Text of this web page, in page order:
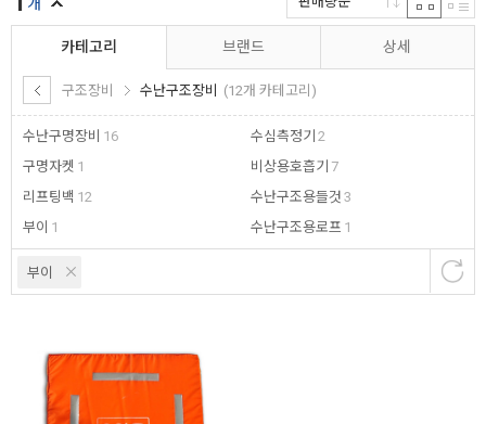
카테고리
구조장비 수난구조장비 (12개 카테고리)
수난구명장비 16
구명자켓 1
리프팅백 12
부이 1
수심측정기 2
비상용호흡기 7
수난구조용들것 3
수난구조용로프 1
브랜드 상세
부이
개